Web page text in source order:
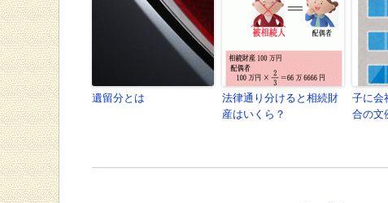
遺留分とは
法律通り分けると相続財
産はいくら？
子に会
合の文